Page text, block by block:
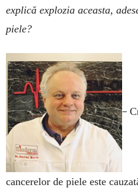
explică explozia aceasta,
piele?
–
cancerelor de piele este